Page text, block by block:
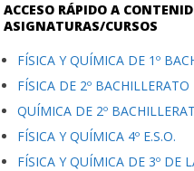
ACCESO RÁPIDO A
ASIGNATURAS/CURSOS
FÍSICA Y QUÍMICA DE 1º
FÍSICA DE 2º BACHILLERATO
QUÍMICA DE 2º
FÍSICA Y QUÍMICA 4º E.S.O.
FÍSICA Y QUÍMICA DE 3º DE